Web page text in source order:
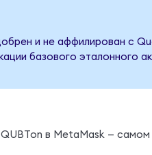
и не аффилирован с
базового эталонного
в MetaMask —